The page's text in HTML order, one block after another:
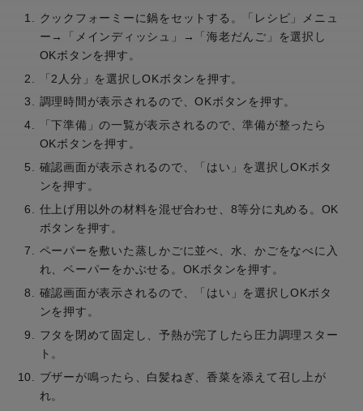
クックフォーミーに鍋をセットする。「レシピ」メニュ
ー→「メインディッシュ」→「海老だんご」を選択し
OKボタンを押す。
「2人分」を選択しOKボタンを押す。
調理時間が表示されるので、OKボタンを押す。
「下準備」の一覧が表示されるので、準備が整ったら
OKボタンを押す。
確認画面が表示されるので、「はい」を選択しOKボタ
ンを押す。
仕上げ用以外の材料を混ぜ合わせ、8等分に丸める。OK
ボタンを押す。
ペーパーを敷いた蒸しかごに並べ、水、かごをなべに入
れ、ペーパーをかぶせる。OKボタンを押す。
確認画面が表示されるので、「はい」を選択しOKボタ
ンを押す。
フタを閉めて固定し、予熱が完了したら圧力調理スター
ト。
ブザーが鳴ったら、白髪ねぎ、香菜を添えて召し上が
れ。